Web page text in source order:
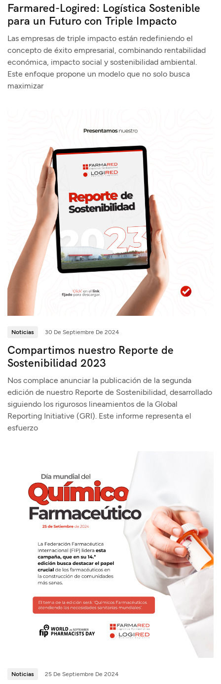
Farmared-Logired: Logística Sostenible
para un Futuro con Triple Impacto
Las empresas de triple impacto están redefiniendo el
concepto de éxito empresarial, combinando rentabilidad
económica, impacto social y sostenibilidad ambiental.
Este enfoque propone un modelo que no solo busca
maximizar
Noticias 30 De Septiembre De 2024
Compartimos nuestro Reporte de
Sostenibilidad 2023
Nos complace anunciar la publicación de la segunda
edición de nuestro Reporte de Sostenibilidad, desarrollado
siguiendo los rigurosos lineamientos de la Global
Reporting Initiative (GRI). Este informe representa el
esfuerzo
Noticias 25 De Septiembre De 2024